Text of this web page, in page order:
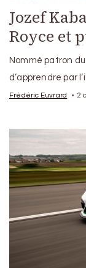
Jozef
Royce et
Nommé patron
d’apprendre par
Frédéric Euvrard 2